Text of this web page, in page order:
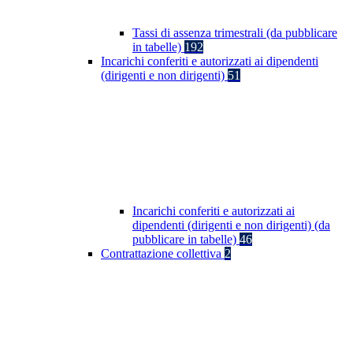
Tassi di assenza trimestrali (da pubblicare
in tabelle) 192
Incarichi conferiti e autorizzati ai dipendenti
(dirigenti e non dirigenti) 51
Incarichi conferiti e autorizzati ai
dipendenti (dirigenti e non dirigenti) (da
pubblicare in tabelle) 46
Contrattazione collettiva 2